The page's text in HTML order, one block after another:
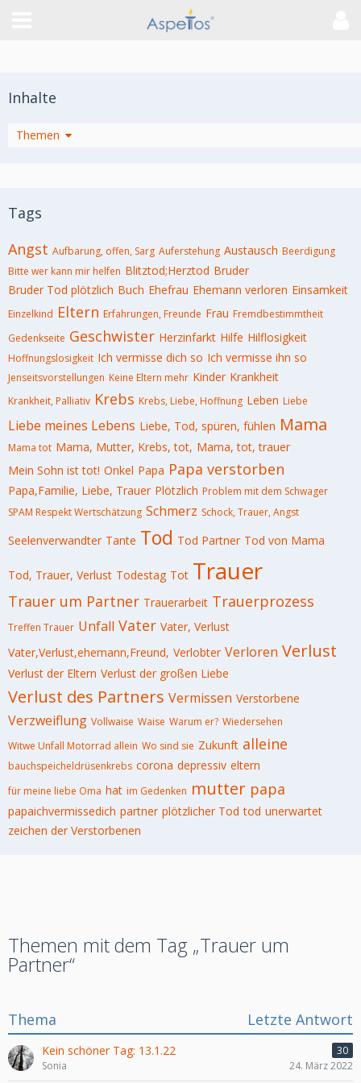
Inhalte
Artikel
Themen
Tags
Angst Aufbarung, offen, Sarg Auferstehung Austausch Beerdigung
Bitte wer kann mir helfen Blitztod;Herztod Bruder
Bruder Tod plötzlich Buch Ehefrau Ehemann verloren Einsamkeit
Einzelkind Eltern Erfahrungen, Freunde Frau Fremdbestimmtheit
Gedenkseite Geschwister Herzinfarkt Hilfe Hilflosigkeit
Hoffnungslosigkeit Ich vermisse dich so Ich vermisse ihn so
Jenseitsvorstellungen Keine Eltern mehr Kinder Krankheit
Krankheit, Palliativ Krebs Krebs, Liebe, Hoffnung Leben Liebe
Liebe meines Lebens Liebe, Tod, spüren, fühlen Mama
Mama tot Mama, Mutter, Krebs, tot, Mama, tot, trauer
Mein Sohn ist tot! Onkel Papa Papa verstorben
Papa,Familie, Liebe, Trauer Plötzlich Problem mit dem Schwager
SPAM Respekt Wertschätzung Schmerz Schock, Trauer, Angst
Seelenverwandter Tante Tod Tod Partner Tod von Mama
Tod, Trauer, Verlust Todestag Tot Trauer
Trauer um Partner Trauerarbeit Trauerprozess
Treffen Trauer Unfall Vater Vater, Verlust
Vater,Verlust,ehemann,Freund, Verlobter Verloren Verlust
Verlust der Eltern Verlust der großen Liebe
Verlust des Partners Vermissen Verstorbene
Verzweiflung Vollwaise Waise Warum er? Wiedersehen
Witwe Unfall Motorrad allein Wo sind sie Zukunft alleine
bauchspeicheldrüsenkrebs corona depressiv eltern
für meine liebe Oma hat im Gedenken mutter papa
papaichvermissedich partner plötzlicher Tod tod unerwartet
zeichen der Verstorbenen
Themen mit dem Tag „Trauer um
Partner“
Thema Letzte Antwort
Kein schöner Tag: 13.1.22
30
Sonia
24. März 2022